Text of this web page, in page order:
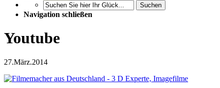
Suchen
Navigation schließen
Youtube
27.März.2014